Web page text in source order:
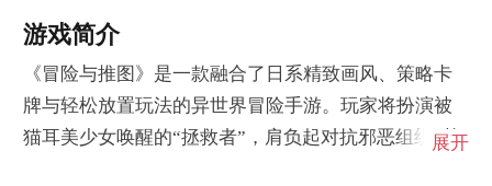
游戏简介
展开
《冒险与推图》是一款融合了日系精致画风、策略卡
牌与轻松放置玩法的异世界冒险手游。玩家将扮演被
猫耳美少女唤醒的“拯救者”，肩负起对抗邪恶组织“基